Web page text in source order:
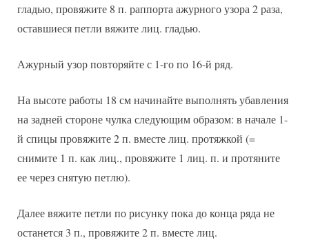
гладью, провяжите 8 п. раппорта ажурного узора 2 раза,
оставшиеся петли вяжите лиц. гладью.
Ажурный узор повторяйте с 1-го по 16-й ряд.
На высоте работы 18 см начинайте выполнять убавления
на задней стороне чулка следующим образом: в начале 1-
й спицы провяжите 2 п. вместе лиц. протяжкой (=
снимите 1 п. как лиц., провяжите 1 лиц. п. и протяните
ее через снятую петлю).
Далее вяжите петли по рисунку пока до конца ряда не
останется 3 п., провяжите 2 п. вместе лиц.